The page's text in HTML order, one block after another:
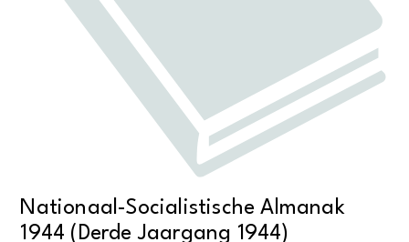
Nationaal-Socialistische Almanak
1944 (Derde Jaargang 1944)